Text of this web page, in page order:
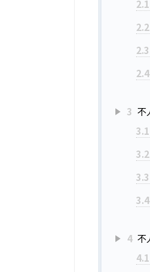
2.1
2.2
2.3
2.4
3 不
3.1
3.2
3.3
3.4
4 不
4.1